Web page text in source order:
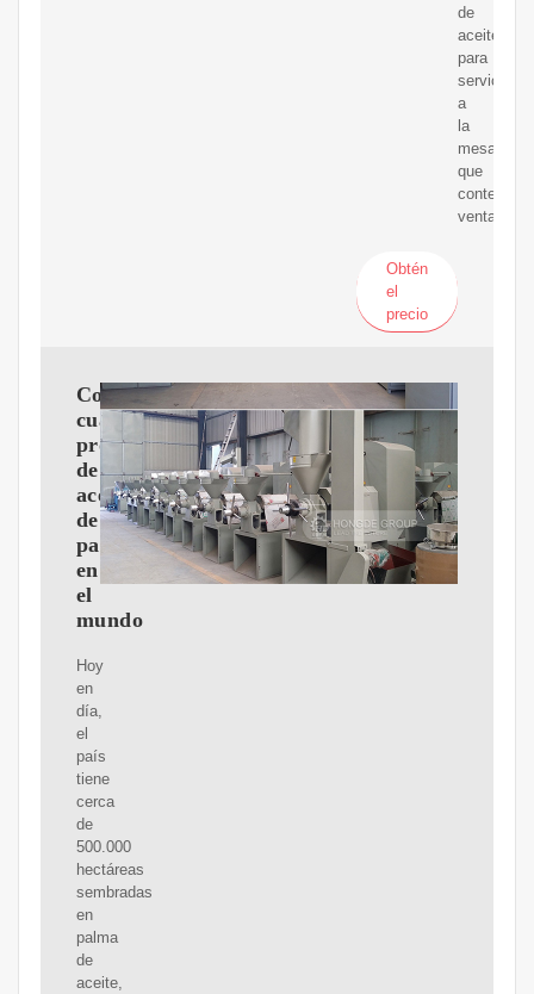
de
aceites
para
servicios
a
la
mesa,
que
contengan
ventajas
Obtén
el
precio
Colombia,
cuarto
productor
de
aceite
de
palma
en
el
mundo
Hoy
en
día,
el
país
tiene
cerca
de
500.000
hectáreas
sembradas
en
palma
de
aceite,